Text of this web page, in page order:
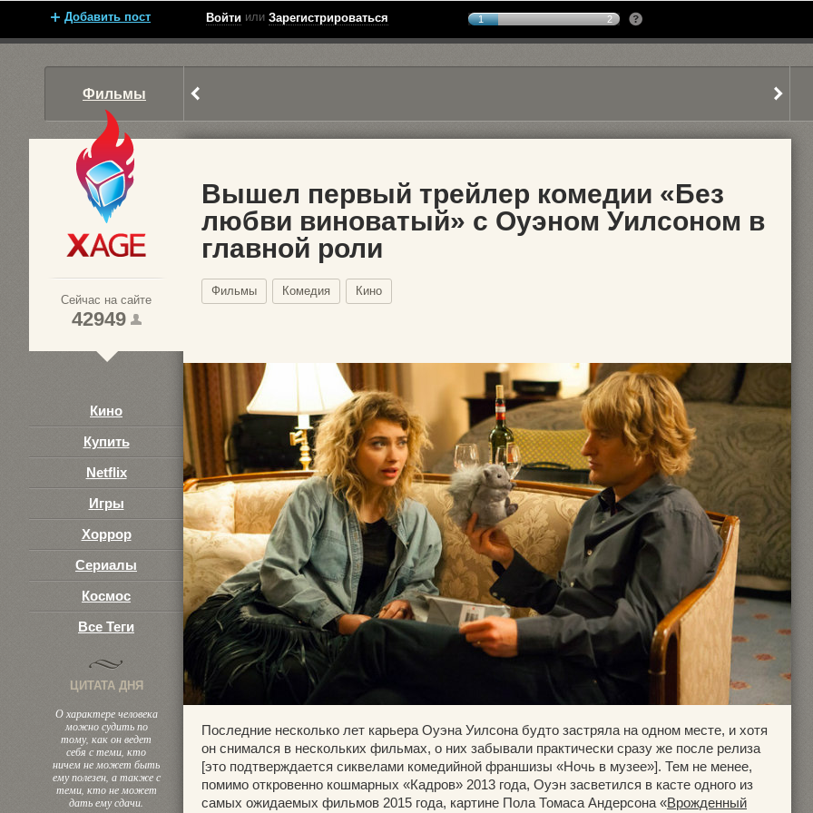
Добавить пост Войти или Зарегистрироваться 1 2
Фильмы
Сейчас на сайте
42949
Кино
Купить
Netflix
Игры
Хоррор
Сериалы
Космос
Все Теги
ЦИТАТА ДНЯ
О характере человека
можно судить по
тому, как он ведет
себя с теми, кто
ничем не может быть
ему полезен, а также с
теми, кто не может
дать ему сдачи.
Вышел первый трейлер комедии «Без
любви виноватый» с Оуэном Уилсоном в
главной роли
Фильмы Комедия Кино
Последние несколько лет карьера Оуэна Уилсона будто застряла на одном месте, и хотя
он снимался в нескольких фильмах, о них забывали практически сразу же после релиза
[это подтверждается сиквелами комедийной франшизы «Ночь в музее»]. Тем не менее,
помимо откровенно кошмарных «Кадров» 2013 года, Оуэн засветился в касте одного из
самых ожидаемых фильмов 2015 года, картине Пола Томаса Андерсона «Врожденный